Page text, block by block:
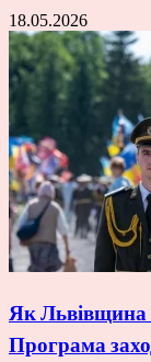
18.05.2026
Як Львівщина
Програма